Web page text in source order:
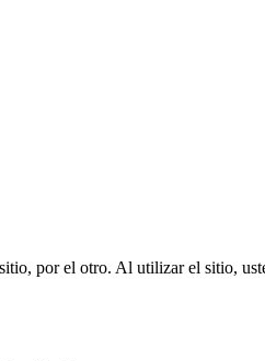
por el otro. Al utilizar el sitio,